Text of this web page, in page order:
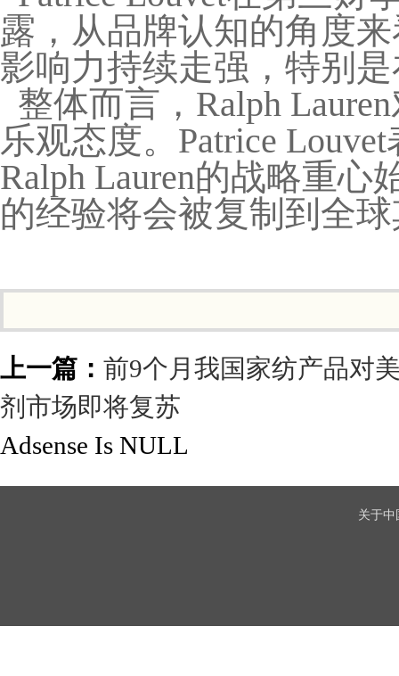
露，从品牌认知的角度
影响力持续走强，特别
整体而言，Ralph
乐观态度。Patrice
Ralph Lauren的战略重
的经验将会被复制到全
上一篇： 前9个月我国家纺产品对
剂市场即将复苏
Adsense Is NULL
关于中